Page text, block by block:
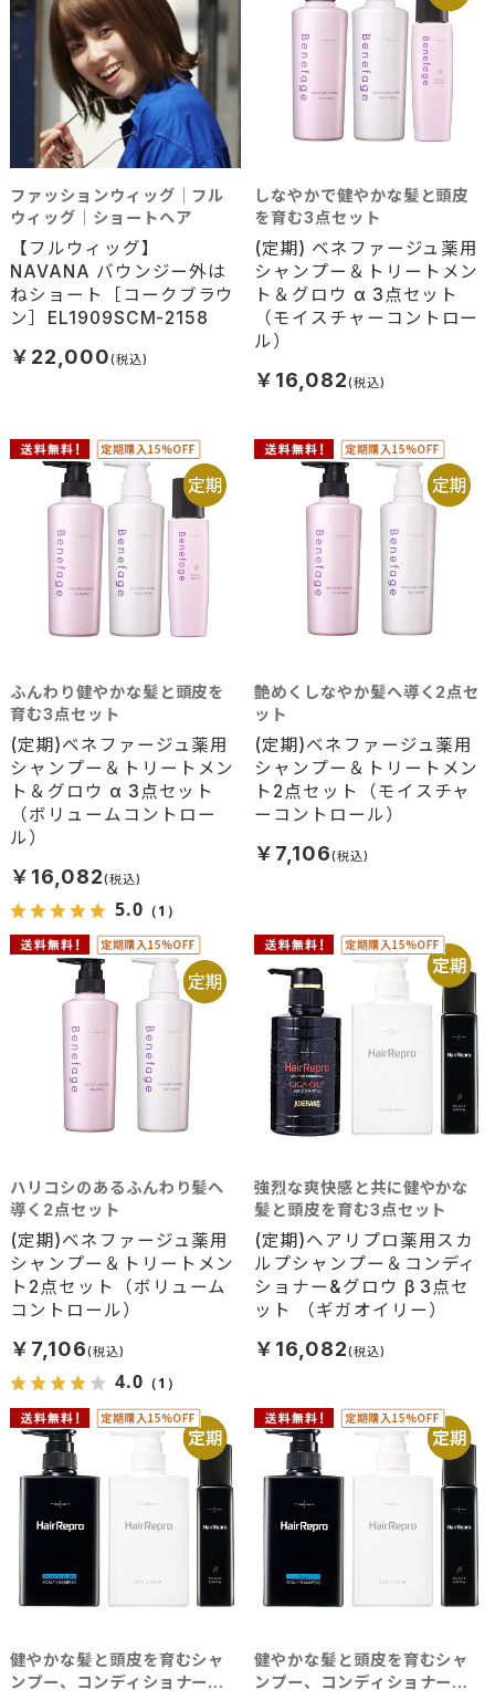
【フルウィッグ】
NAVANA バウンジー外は
ねショート［コークブラウ
ン］EL1909SCM-2158
ファッションウィッグ｜フル
ウィッグ｜ショートヘア
￥22,000
(定期) ベネファージュ薬用
シャンプー＆トリートメン
ト＆グロウ α 3点セット
（モイスチャーコントロー
ル）
しなやかで健やかな髪と頭皮
を育む3点セット
￥16,082
(定期)ベネファージュ薬用
シャンプー＆トリートメン
ト＆グロウ α 3点セット
（ボリュームコントロー
ル）
ふんわり健やかな髪と頭皮を
育む3点セット
￥16,082
5.0 （1）
(定期)ベネファージュ薬用
シャンプー＆トリートメン
ト2点セット（モイスチャ
ーコントロール）
艶めくしなやか髪へ導く2点セ
ット
￥7,106
(定期)ベネファージュ薬用
シャンプー＆トリートメン
ト2点セット（ボリューム
コントロール）
ハリコシのあるふんわり髪へ
導く2点セット
￥7,106
4.0 （1）
(定期)ヘアリプロ薬用スカ
ルプシャンプー＆コンディ
ショナー&グロウ β 3点セ
ット （ギガオイリー）
強烈な爽快感と共に健やかな
髪と頭皮を育む3点セット
￥16,082
健やかな髪と頭皮を育むシャ
ンプー、コンディショナー、
健やかな髪と頭皮を育むシャ
ンプー、コンディショナー、